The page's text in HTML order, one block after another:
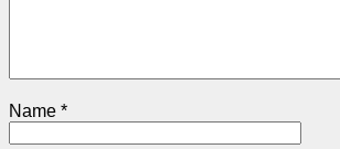
Name *